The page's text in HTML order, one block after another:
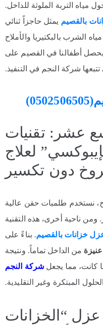
مياه التربة الملوثة للداخل.
بالقصيم يمثل حاجزاً ثنائي
الشرب بالبكتيريا والأملاح
يحصل أطفالنا في القصيم على
شركة النجم في التنفيذ.
عشر: تقنيات
لعلاج
دون تكسير
نستخدم طلمبات حقن عالية
ومن ناحية أخرى، هذه التقنية
خزانات بالقصيم. بناءً على
عنيزة من الداخل تماماً. ونتيجة
كانت، مما يجعل شركة النجم
المبتكرة وغير التقليدية.
“الخزانات